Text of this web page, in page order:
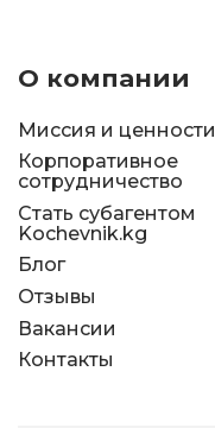
О компании
Миссия и ценности
Корпоративное
сотрудничество
Стать субагентом
Kochevnik.kg
Блог
Отзывы
Вакансии
Контакты